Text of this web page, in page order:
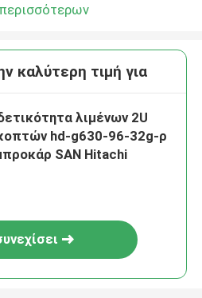
καλύτερη τιμή για
λιμένων 2U
hd-g630-96-32g-ρ
SAN Hitachi